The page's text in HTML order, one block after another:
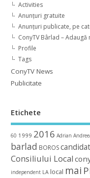
Activities
Anunțuri gratuite
Anunțuri publicate, pe
ConyTV Bârlad –
Profile
Tags
ConyTV News
Publicitate
Etichete
60 1999 2016 Adrian
barlad BOROScandidat
Consiliului Local
independent LA local mai